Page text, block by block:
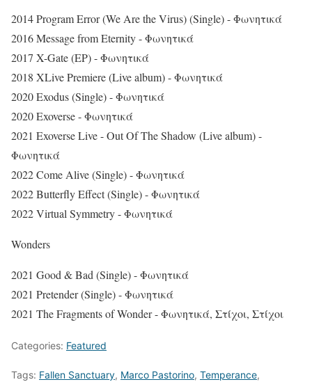
2014 Program Error (We Are the Virus) (Single) - Φωνητικά
2016 Message from Eternity - Φωνητικά
2017 X-Gate (EP) - Φωνητικά
2018 XLive Premiere (Live album) - Φωνητικά
2020 Exodus (Single) - Φωνητικά
2020 Exoverse - Φωνητικά
2021 Exoverse Live - Out Of The Shadow (Live album) -
Φωνητικά
2022 Come Alive (Single) - Φωνητικά
2022 Butterfly Effect (Single) - Φωνητικά
2022 Virtual Symmetry - Φωνητικά
Wonders
2021 Good & Bad (Single) - Φωνητικά
2021 Pretender (Single) - Φωνητικά
2021 The Fragments of Wonder - Φωνητικά, Στίχοι, Στίχοι
Categories: Featured
Tags: Fallen Sanctuary, Marco Pastorino, Temperance,